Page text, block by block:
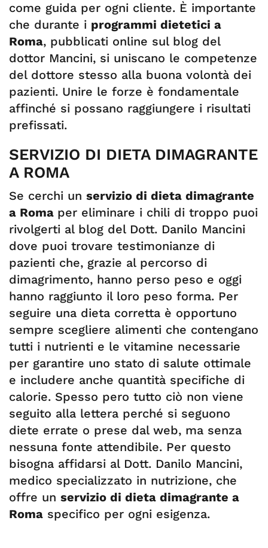
come guida per ogni cliente. È importante
che durante i programmi dietetici a
Roma, pubblicati online sul blog del
dottor Mancini, si uniscano le competenze
del dottore stesso alla buona volontà dei
pazienti. Unire le forze è fondamentale
affinché si possano raggiungere i risultati
prefissati.
SERVIZIO DI DIETA DIMAGRANTE
A ROMA
Se cerchi un servizio di dieta dimagrante
a Roma per eliminare i chili di troppo puoi
rivolgerti al blog del Dott. Danilo Mancini
dove puoi trovare testimonianze di
pazienti che, grazie al percorso di
dimagrimento, hanno perso peso e oggi
hanno raggiunto il loro peso forma. Per
seguire una dieta corretta è opportuno
sempre scegliere alimenti che contengano
tutti i nutrienti e le vitamine necessarie
per garantire uno stato di salute ottimale
e includere anche quantità specifiche di
calorie. Spesso pero tutto ciò non viene
seguito alla lettera perché si seguono
diete errate o prese dal web, ma senza
nessuna fonte attendibile. Per questo
bisogna affidarsi al Dott. Danilo Mancini,
medico specializzato in nutrizione, che
offre un servizio di dieta dimagrante a
Roma specifico per ogni esigenza.